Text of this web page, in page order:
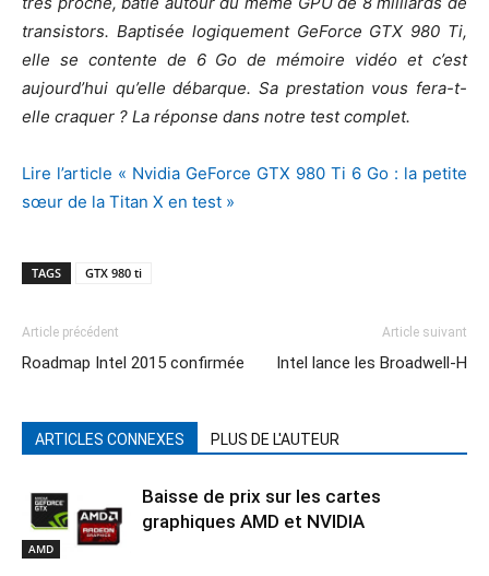
transistors. Baptisée logiquement GeForce GTX 980 Ti,
elle se contente de 6 Go de mémoire vidéo et c’est
aujourd’hui qu’elle débarque. Sa prestation vous fera-t-
elle craquer ? La réponse dans notre test complet.
Lire l’article « Nvidia GeForce GTX 980 Ti 6 Go : la petite
sœur de la Titan X en test »
TAGS GTX 980 ti
Article précédent
Roadmap Intel 2015 confirmée
Article suivant
Intel lance les Broadwell-H
ARTICLES CONNEXES PLUS DE L'AUTEUR
AMD
Baisse de prix sur les cartes
graphiques AMD et NVIDIA